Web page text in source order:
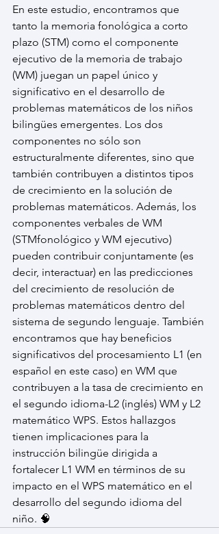
En este estudio, encontramos que
tanto la memoria fonológica a corto
plazo (STM) como el componente
ejecutivo de la memoria de trabajo
(WM) juegan un papel único y
significativo en el desarrollo de
problemas matemáticos de los niños
bilingües emergentes. Los dos
componentes no sólo son
estructuralmente diferentes, sino que
también contribuyen a distintos tipos
de crecimiento en la solución de
problemas matemáticos. Además, los
componentes verbales de WM
(STMfonológico y WM ejecutivo)
pueden contribuir conjuntamente (es
decir, interactuar) en las predicciones
del crecimiento de resolución de
problemas matemáticos dentro del
sistema de segundo lenguaje. También
encontramos que hay beneficios
significativos del procesamiento L1 (en
español en este caso) en WM que
contribuyen a la tasa de crecimiento en
el segundo idioma-L2 (inglés) WM y L2
matemático WPS. Estos hallazgos
tienen implicaciones para la
instrucción bilingüe dirigida a
fortalecer L1 WM en términos de su
impacto en el WPS matemático en el
desarrollo del segundo idioma del
niño. 🧠